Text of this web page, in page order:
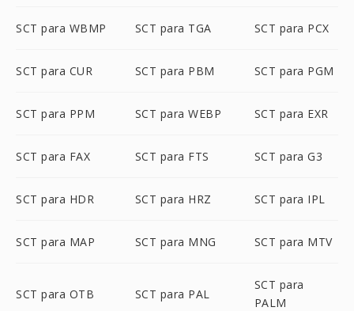
SCT para WBMP SCT para TGA SCT para PCX
SCT para CUR SCT para PBM SCT para PGM
SCT para PPM SCT para WEBP SCT para EXR
SCT para FAX SCT para FTS SCT para G3
SCT para HDR SCT para HRZ SCT para IPL
SCT para MAP SCT para MNG SCT para MTV
SCT para OTB SCT para PAL
SCT para
PALM